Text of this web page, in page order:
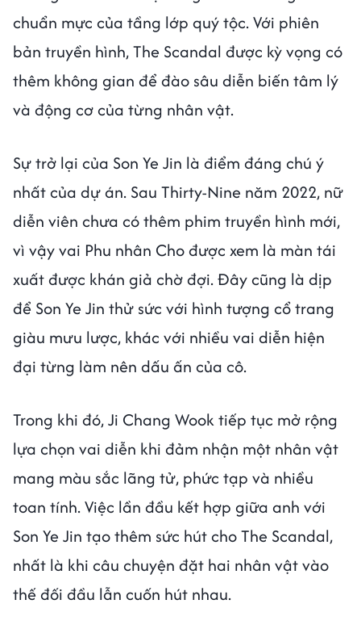
chuẩn mực của tầng lớp quý tộc. Với phiên
bản truyền hình, The Scandal được kỳ vọng có
thêm không gian để đào sâu diễn biến tâm lý
và động cơ của từng nhân vật.
Sự trở lại của Son Ye Jin là điểm đáng chú ý
nhất của dự án. Sau Thirty-Nine năm 2022, nữ
diễn viên chưa có thêm phim truyền hình mới,
vì vậy vai Phu nhân Cho được xem là màn tái
xuất được khán giả chờ đợi. Đây cũng là dịp
để Son Ye Jin thử sức với hình tượng cổ trang
giàu mưu lược, khác với nhiều vai diễn hiện
đại từng làm nên dấu ấn của cô.
Trong khi đó, Ji Chang Wook tiếp tục mở rộng
lựa chọn vai diễn khi đảm nhận một nhân vật
mang màu sắc lãng tử, phức tạp và nhiều
toan tính. Việc lần đầu kết hợp giữa anh với
Son Ye Jin tạo thêm sức hút cho The Scandal,
nhất là khi câu chuyện đặt hai nhân vật vào
thế đối đầu lẫn cuốn hút nhau.